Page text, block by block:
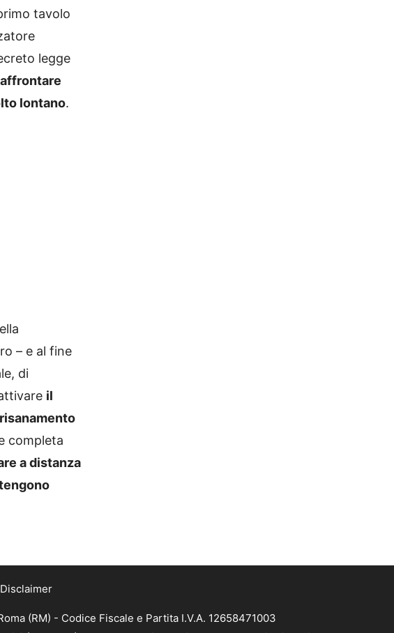
tavolo
legge
lontano.
– e al fine
di
il
completa
a distanza
Disclaimer
(RM) - Codice Fiscale e Partita I.V.A. 12658471003